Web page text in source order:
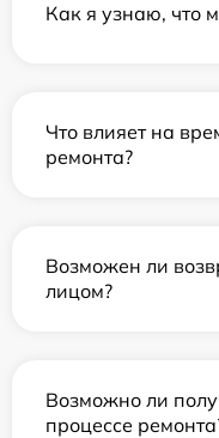
Как я узнаю, что
Что влияет на
ремонта?
Возможен ли
лицом?
Возможно ли
процессе